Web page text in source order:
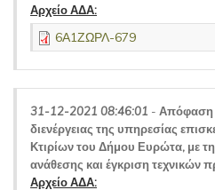
Αρχείο ΑΔΑ:
6Α1ΖΩΡΛ-679
31-12-2021 08:46:01 - Απόφαση
διενέργειας της υπηρεσίας
Κτιρίων του Δήμου Ευρώτα, με
ανάθεσης και έγκριση τεχνικών
Αρχείο ΑΔΑ: